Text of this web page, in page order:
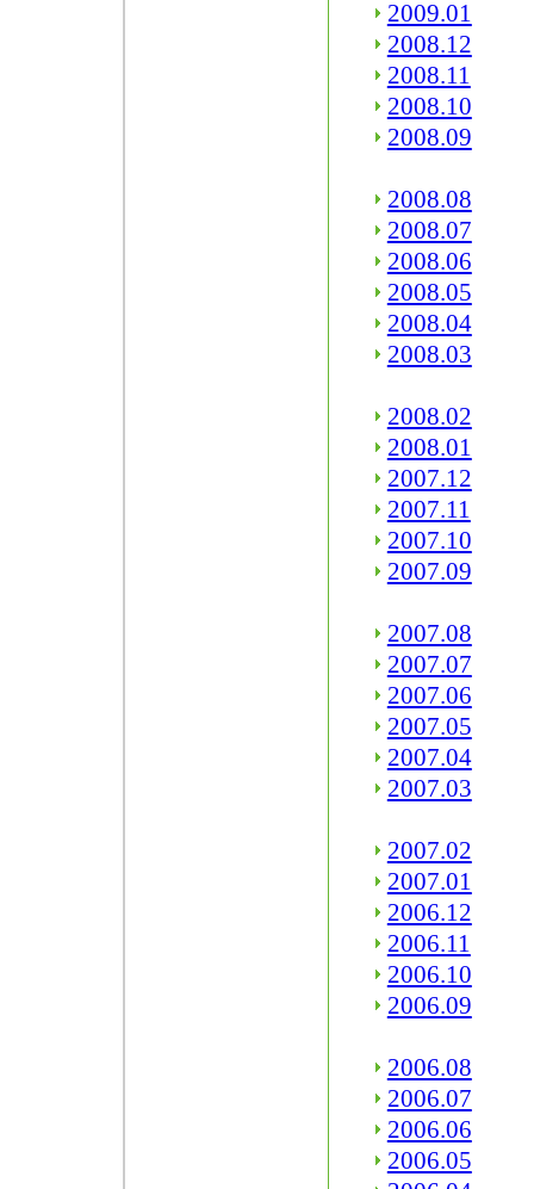
2009.01
2008.12
2008.11
2008.10
2008.09
2008.08
2008.07
2008.06
2008.05
2008.04
2008.03
2008.02
2008.01
2007.12
2007.11
2007.10
2007.09
2007.08
2007.07
2007.06
2007.05
2007.04
2007.03
2007.02
2007.01
2006.12
2006.11
2006.10
2006.09
2006.08
2006.07
2006.06
2006.05